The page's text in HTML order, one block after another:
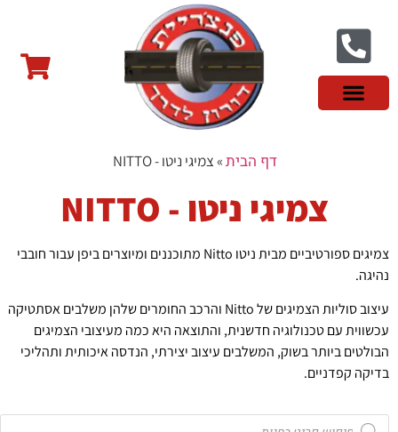
דף הבית»צמיגי ניטו - NITTO
צמיגי ניטו - NITTO
צמיגים ספורטיביים מבית ניטו Nitto מתוכננים ומיוצרים ביפן עבור חובבי
נהיגה.
עיצוב סוליות הצמיגים של Nitto והרכב החומרים שלהן משלבים אסתטיקה
עכשווית עם טכנולוגיה חדשנית, והתוצאה היא כמה מעיצובי הצמיגים
הבולטים ביותר בשוק, המשלבים עיצוב יצירתי, הנדסה איכותית ותהליכי
בדיקה קפדניים.